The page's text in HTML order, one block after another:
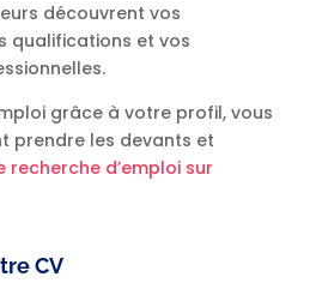
découvrent vos
qualifications et vos
grâce à votre profil, vous
prendre les devants et
recherche d’emploi sur
CV